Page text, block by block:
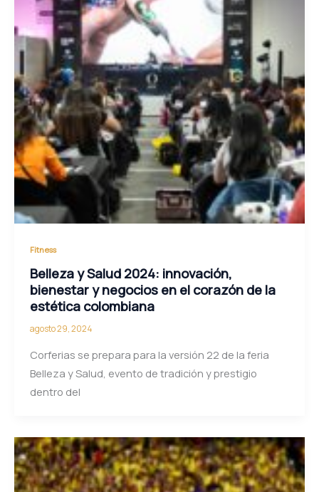
Fitness
Belleza y Salud 2024: innovación,
bienestar y negocios en el corazón de la
estética colombiana
agosto 29, 2024
Corferias se prepara para la versión 22 de la feria
Belleza y Salud, evento de tradición y prestigio
dentro del